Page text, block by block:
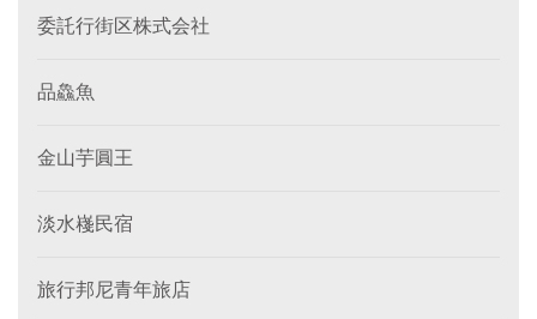
委託行街区株式会社
品鱻魚
金山芋圓王
淡水嶘民宿
旅行邦尼青年旅店